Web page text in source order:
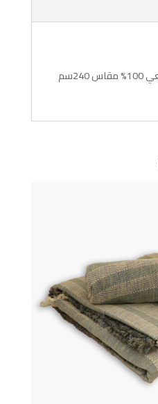
كوفيرتة من القطن الطبيعي 100% مقاس 240سم